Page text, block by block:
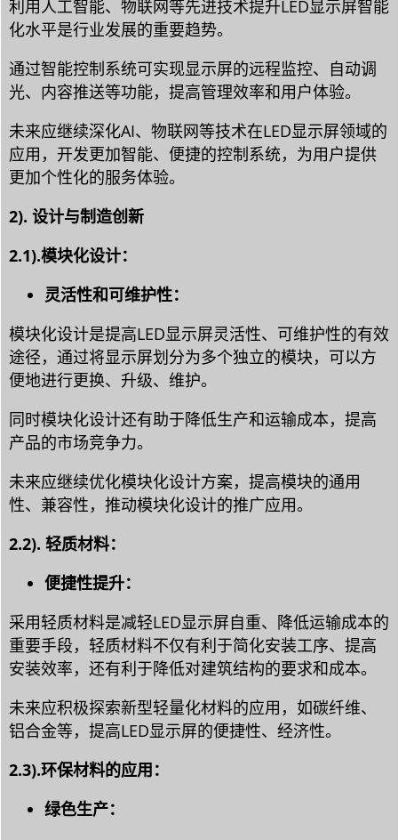
利用人工智能、物联网等先进技术提升LED显示屏智能
化水平是行业发展的重要趋势。
通过智能控制系统可实现显示屏的远程监控、自动调
光、内容推送等功能，提高管理效率和用户体验。
未来应继续深化AI、物联网等技术在LED显示屏领域的
应用，开发更加智能、便捷的控制系统，为用户提供
更加个性化的服务体验。
2). 设计与制造创新
2.1).模块化设计：
灵活性和可维护性：
模块化设计是提高LED显示屏灵活性、可维护性的有效
途径，通过将显示屏划分为多个独立的模块，可以方
便地进行更换、升级、维护。
同时模块化设计还有助于降低生产和运输成本，提高
产品的市场竞争力。
未来应继续优化模块化设计方案，提高模块的通用
性、兼容性，推动模块化设计的推广应用。
2.2). 轻质材料：
便捷性提升：
采用轻质材料是减轻LED显示屏自重、降低运输成本的
重要手段，轻质材料不仅有利于简化安装工序、提高
安装效率，还有利于降低对建筑结构的要求和成本。
未来应积极探索新型轻量化材料的应用，如碳纤维、
铝合金等，提高LED显示屏的便捷性、经济性。
2.3).环保材料的应用：
绿色生产：